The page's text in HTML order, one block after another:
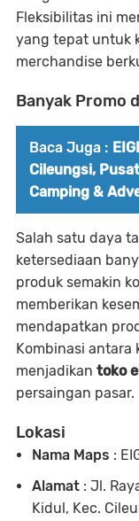
Fleksibilitas ini
yang tepat untuk
merchandise
Banyak Promo
Baca Juga :
Cileungsi,
Camping &
Salah satu daya
ketersediaan
produk semakin
memberikan
mendapatkan
Kombinasi antara
menjadikan toko
persaingan pasar.
Lokasi
Nama Maps :
Alamat : Jl.
Kidul, Kec.